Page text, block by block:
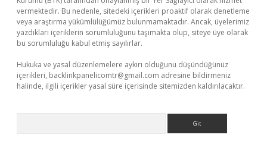
vermektedir. Bu nedenle, sitedeki içerikleri proaktif olarak denetleme
veya araştırma yükümlülüğümüz bulunmamaktadır. Ancak, üyelerimiz
yazdıkları içeriklerin sorumluluğunu taşımakta olup, siteye üye olarak
bu sorumluluğu kabul etmiş sayılırlar.
Hukuka ve yasal düzenlemelere aykırı olduğunu düşündüğünüz
içerikleri, backlinkpanelicomtr@gmail.com adresine bildirmeniz
halinde, ilgili içerikler yasal süre içerisinde sitemizden kaldırılacaktır.